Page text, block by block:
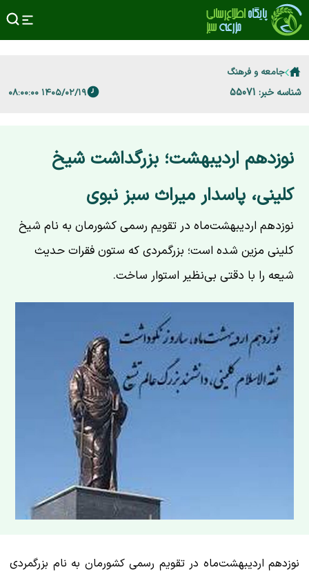
جامعه و فرهنگ
شناسه خبر: 55071 ۱۴۰۵/۰۲/۱۹ ۰۸:۰۰:۰۰
نوزدهم اردیبهشت؛ بزرگداشت شیخ
کلینی، پاسدار میراث سبز نبوی
نوزدهم اردیبهشت‌ماه در تقویم رسمی کشورمان به نام شیخ
کلینی مزین شده است؛ بزرگمردی که ستون فقرات حدیث
شیعه را با دقتی بی‌نظیر استوار ساخت.
نوزدهم اردیبهشت‌ماه در تقویم رسمی کشورمان به نام بزرگمردی